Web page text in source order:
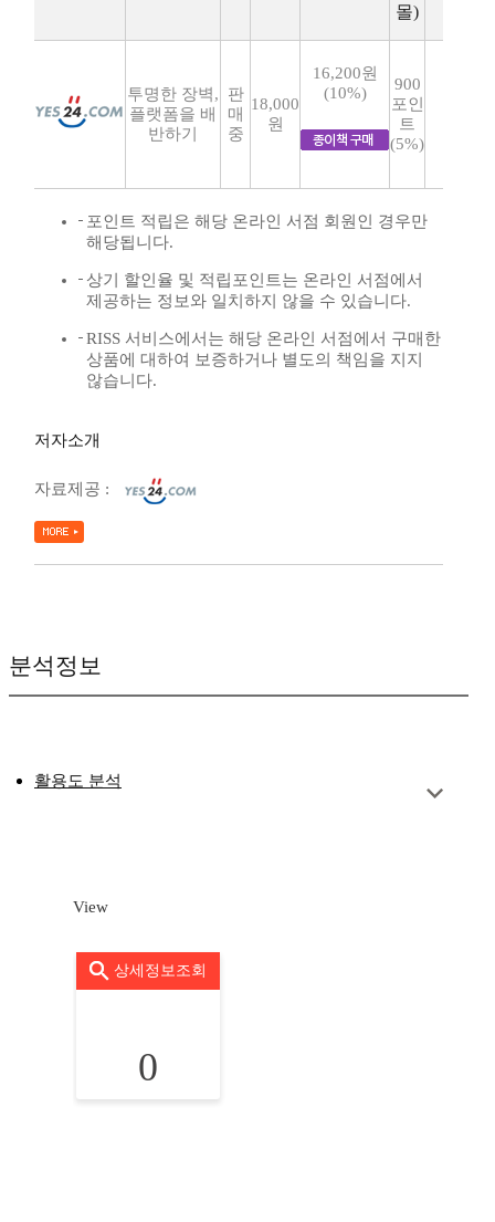
몰)
투명한 장벽,
플랫폼을 배
반하기
판
매
중
18,000
원
16,200원
(10%)
900
포인
트
(5%)
포인트 적립은 해당 온라인 서점 회원인 경우만
해당됩니다.
상기 할인율 및 적립포인트는 온라인 서점에서
제공하는 정보와 일치하지 않을 수 있습니다.
RISS 서비스에서는 해당 온라인 서점에서 구매한
상품에 대하여 보증하거나 별도의 책임을 지지
않습니다.
저자소개
자료제공 :
분석정보
활용도 분석
View
상세정보조회
0